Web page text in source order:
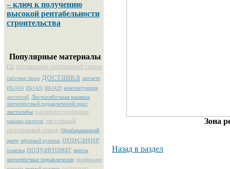
– ключ к получению
высокой рентабельности
строительства
Популярные материалы
CU вертикально сверлильный станок
гибочная балка доставка запчасти
ИБ1424 ИБ1426 ИБ1428 комплектующие
листогиб Листогибочная машина
листогибочный гидравлический пресс
листогибы магнитное основание
машина-листогиб настольный
сверлильный станок Обрабатывающий
центр обратный кулачок описание
оснастка полуавтомат прессы
листогибочные гидравлические профильное
Зона
Назад в раздел